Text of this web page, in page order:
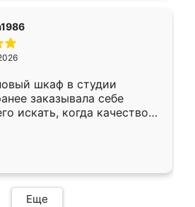
шкаф в студии
заказывала себе
искать, когда качеством
Служит кухня уже почти
нет.
Еще